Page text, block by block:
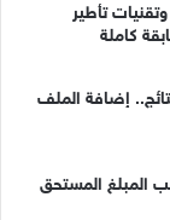
تأطير
إضافة الملف
750 يورو”: احسب المبلغ المستحق